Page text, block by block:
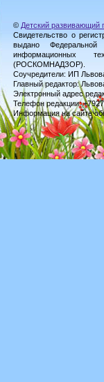
© Детский развивающий
Свидетельство о
выдано
информационных
(РОСКОМНАДЗОР).
Соучредители: ИП
Главный редактор:
Электронный адрес
Телефон редакции:
Информация на сайте